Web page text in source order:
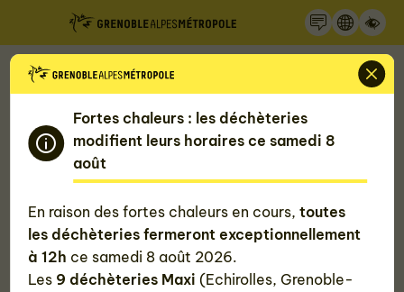
Panneau de gestion des cookies
Fortes chaleurs : les déchèteries
modifient leurs horaires ce samedi 8
août
En raison des fortes chaleurs en cours,toutes
les déchèteries fermeront exceptionnellement
à 12h ce samedi 8 août 2026.
Les 9 déchèteries Maxi (Echirolles, Grenoble-
Accueil
Mon quotidien, ma Métropole
Les temps forts de Grenoble Alpes Métropole
Les temps forts de la Métropole
Retrouvez sur cet agenda uniquement les
évènements organisés par Grenoble Alpes
Métropole ou ceux dont elle est partenaire.